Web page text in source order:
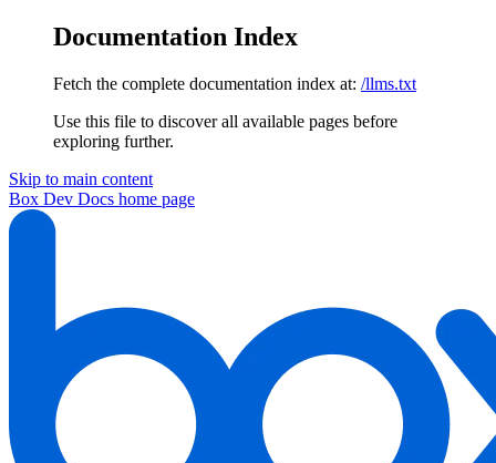
Documentation Index
Fetch the complete documentation index at: /llms.txt
Use this file to discover all available pages before
exploring further.
Skip to main content
Box Dev Docs home page